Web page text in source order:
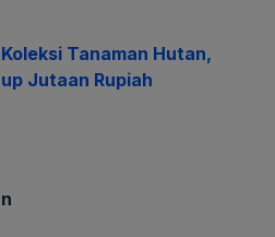
Tanaman Hutan,
Jutaan Rupiah